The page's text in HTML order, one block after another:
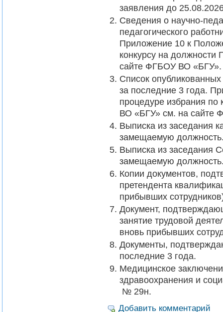
заявления до
Сведения о научно-
педагогического
Приложение 10 к
конкурсу на
сайте ФГБОУ ВО «БГУ».
Список
за последние 3 года.
процедуре избрания
ВО «БГУ» см. на сайте
Выписка из заседания
замещаемую
Выписка из заседания
замещаемую
Копии документов,
претендента
прибывших
Документ,
занятие трудовой
вновь прибывших
Документы,
последние 3 года.
Медицинское
здравоохранения и
№ 29н.
Добавить комментарий